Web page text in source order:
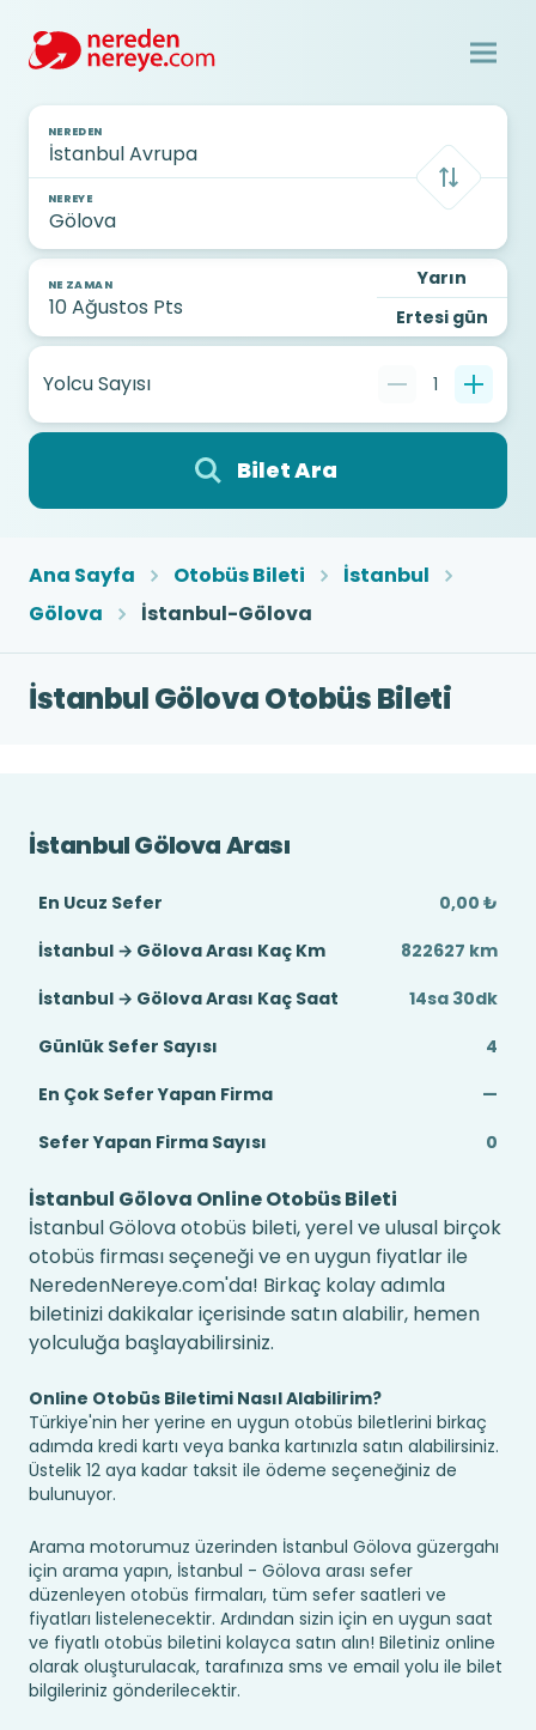
NEREDEN
NEREYE
NE ZAMAN
Yarın
Ertesi gün
Yolcu Sayısı 1
Bilet Ara
Ana Sayfa Otobüs Bileti
İstanbul
Gölova
İstanbul-Gölova
İstanbul Gölova Otobüs Bileti
İstanbul Gölova Arası
En Ucuz Sefer
0,00 ₺
İstanbul → Gölova Arası Kaç Km
822627 km
İstanbul → Gölova Arası Kaç Saat
14sa 30dk
Günlük Sefer Sayısı
4
En Çok Sefer Yapan Firma
—
Sefer Yapan Firma Sayısı
0
İstanbul Gölova Online Otobüs Bileti
İstanbul Gölova otobüs bileti, yerel ve ulusal birçok
otobüs firması seçeneği ve en uygun fiyatlar ile
NeredenNereye.com'da! Birkaç kolay adımla
biletinizi dakikalar içerisinde satın alabilir, hemen
yolculuğa başlayabilirsiniz.
Online Otobüs Biletimi Nasıl Alabilirim?
Türkiye'nin her yerine en uygun otobüs biletlerini birkaç
adımda kredi kartı veya banka kartınızla satın alabilirsiniz.
Üstelik 12 aya kadar taksit ile ödeme seçeneğiniz de
bulunuyor.
Arama motorumuz üzerinden İstanbul Gölova güzergahı
için arama yapın, İstanbul - Gölova arası sefer
düzenleyen otobüs firmaları, tüm sefer saatleri ve
fiyatları listelenecektir. Ardından sizin için en uygun saat
ve fiyatlı otobüs biletini kolayca satın alın! Biletiniz online
olarak oluşturulacak, tarafınıza sms ve email yolu ile bilet
bilgileriniz gönderilecektir.